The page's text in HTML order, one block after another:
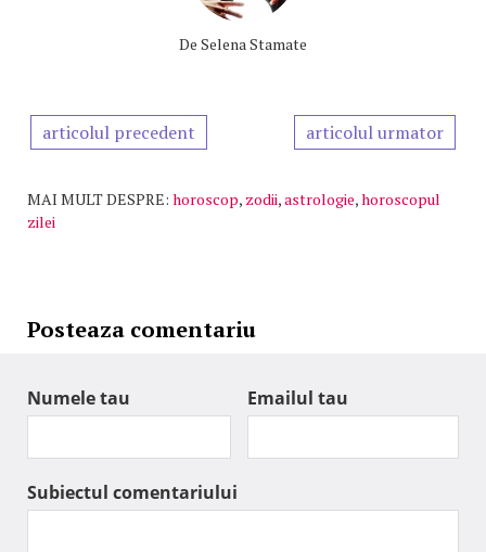
De Selena Stamate
articolul precedent articolul urmator
MAI MULT DESPRE: horoscop, zodii,astrologie,horoscopul
zilei
Posteaza comentariu
Numele tau Emailul tau
Subiectul comentariului